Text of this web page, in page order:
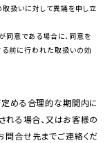
扱いに対して異議を申し立
意である場合に、同意を
る前に行われた取扱いの効
める合理的な期間内に
れる場合、又はお客様の
問合せ先までご連絡くだ